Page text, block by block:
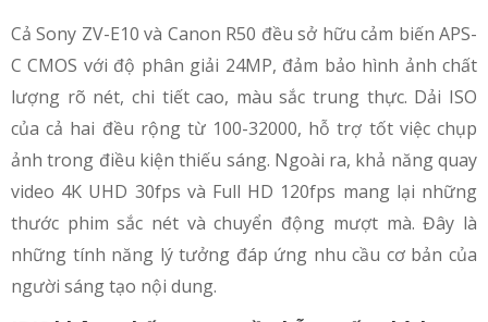
Cả Sony ZV-E10 và Canon R50 đều sở hữu cảm biến APS-
C CMOS với độ phân giải 24MP, đảm bảo hình ảnh chất
lượng rõ nét, chi tiết cao, màu sắc trung thực. Dải ISO
của cả hai đều rộng từ 100-32000, hỗ trợ tốt việc chụp
ảnh trong điều kiện thiếu sáng. Ngoài ra, khả năng quay
video 4K UHD 30fps và Full HD 120fps mang lại những
thước phim sắc nét và chuyển động mượt mà. Đây là
những tính năng lý tưởng đáp ứng nhu cầu cơ bản của
người sáng tạo nội dung.